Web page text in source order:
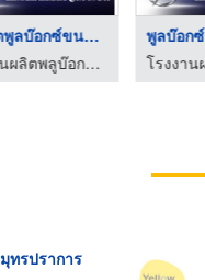
รับผลิตพูลบ๊อกซ์ขนาด ...
โรงงานผลิตพลูบ๊อกซ์ - ส.ศักดินันท์
ทรปราการ